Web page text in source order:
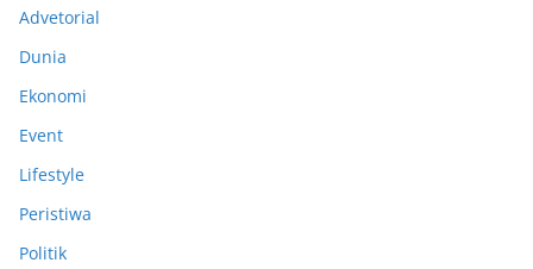
Advetorial
Dunia
Ekonomi
Event
Lifestyle
Peristiwa
Politik